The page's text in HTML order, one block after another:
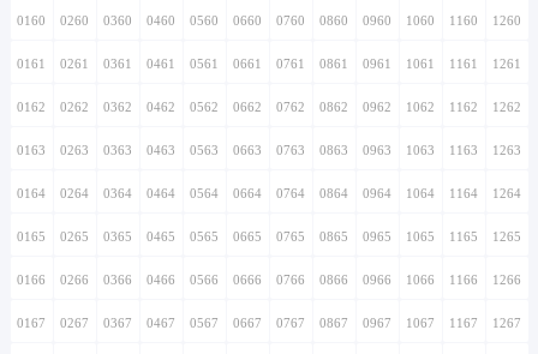
0160 0260 0360 0460 0560 0660 0760 0860 0960 1060 1160 1260
0161 0261 0361 0461 0561 0661 0761 0861 0961 1061 1161 1261
0162 0262 0362 0462 0562 0662 0762 0862 0962 1062 1162 1262
0163 0263 0363 0463 0563 0663 0763 0863 0963 1063 1163 1263
0164 0264 0364 0464 0564 0664 0764 0864 0964 1064 1164 1264
0165 0265 0365 0465 0565 0665 0765 0865 0965 1065 1165 1265
0166 0266 0366 0466 0566 0666 0766 0866 0966 1066 1166 1266
0167 0267 0367 0467 0567 0667 0767 0867 0967 1067 1167 1267